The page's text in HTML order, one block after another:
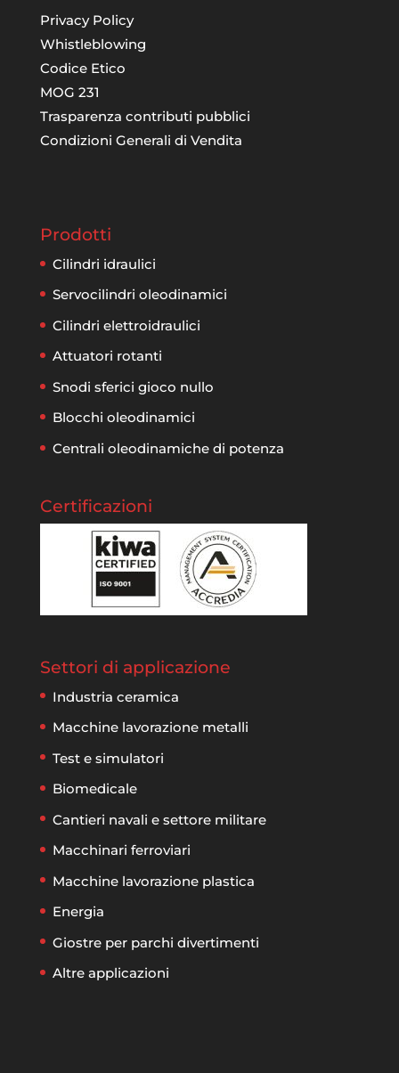
Privacy Policy
Whistleblowing
Codice Etico
MOG 231
Trasparenza contributi pubblici
Condizioni Generali di Vendita
Prodotti
Cilindri idraulici
Servocilindri oleodinamici
Cilindri elettroidraulici
Attuatori rotanti
Snodi sferici gioco nullo
Blocchi oleodinamici
Centrali oleodinamiche di potenza
Certificazioni
Settori di applicazione
Industria ceramica
Macchine lavorazione metalli
Test e simulatori
Biomedicale
Cantieri navali e settore militare
Macchinari ferroviari
Macchine lavorazione plastica
Energia
Giostre per parchi divertimenti
Altre applicazioni